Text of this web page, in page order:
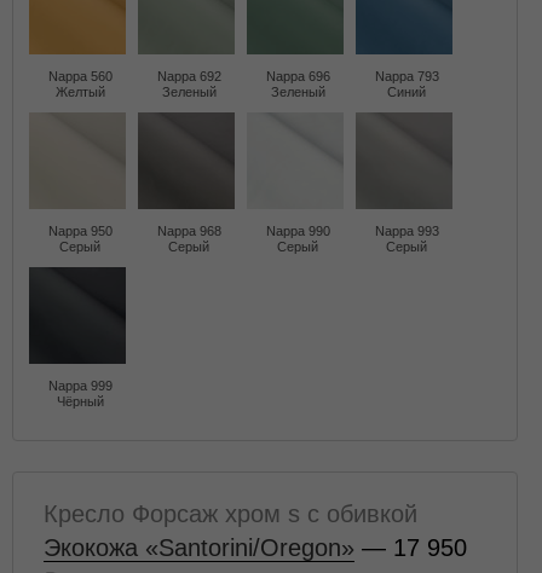
Nappa 560
Желтый
Nappa 692
Зеленый
Nappa 696
Зеленый
Nappa 793
Синий
Nappa 950
Серый
Nappa 968
Серый
Nappa 990
Серый
Nappa 993
Серый
Nappa 999
Чёрный
Кресло Форсаж хром s с обивкой
Экокожа «Santorini/Oregon» — 17 950